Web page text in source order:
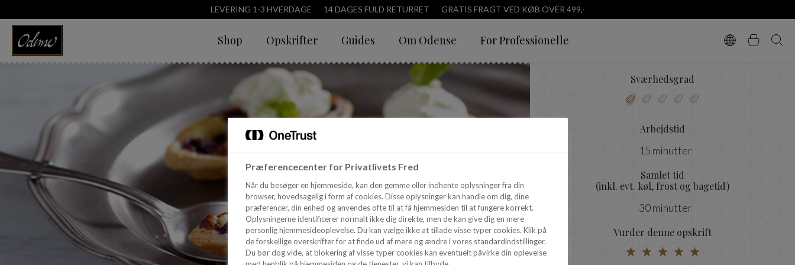
LEVERING 1-3 HVERDAGE 14 DAGES FULD RETURRET GRATIS FRAGT VED KØB OVER 499,-
Shop Opskrifter Guides Om Odense For Professionelle Vælg sprog
Kurv Søg
Sværhedsgrad
Arbejdstid
15 minutter
Samlet tid
(inkl. evt. køl, frost og bagetid)
30 minutter
Vurder denne opskrift
Præferencecenter for Privatlivets Fred
Når du besøger en hjemmeside, kan den gemme eller indhente oplysninger fra din
browser, hovedsagelig i form af cookies. Disse oplysninger kan handle om dig, dine
præferencer, din enhed og anvendes ofte til at få hjemmesiden til at fungere korrekt.
Oplysningerne identificerer normalt ikke dig direkte, men de kan give dig en mere
personlig hjemmesideoplevelse. Du kan vælge ikke at tillade visse typer cookies. Klik på
de forskellige overskrifter for at finde ud af mere og ændre i vores standardindstillinger.
Du bør dog vide, at blokering af visse typer cookies kan eventuelt påvirke din oplevelse